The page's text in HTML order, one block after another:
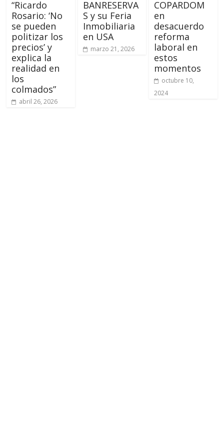
“Ricardo
Rosario: ‘No
se pueden
politizar los
precios’ y
explica la
realidad en
los
colmados”
abril 26, 2026
BANRESERVA
S y su Feria
Inmobiliaria
en USA
marzo 21, 2026
COPARDOM
en
desacuerdo
reforma
laboral en
estos
momentos
octubre 10,
2024